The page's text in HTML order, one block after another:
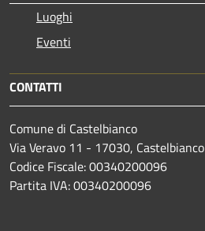
Luoghi
Eventi
CONTATTI
Comune di Castelbianco
Via Veravo 11 - 17030, Castelbianco
Codice Fiscale: 00340200096
Partita IVA: 00340200096